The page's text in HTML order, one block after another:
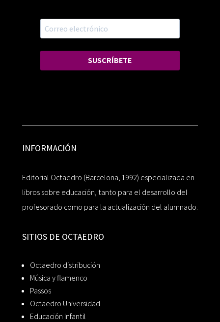
SUSCRÍBETE
INFORMACIÓN
Editorial Octaedro (Barcelona, 1992) especializada en
libros sobre educación, tanto para el desarrollo del
profesorado como para la actualización del alumnado.
SITIOS DE OCTAEDRO
Octaedro distribución
Música y flamenco
Passos
Octaedro Universidad
Educación Infantil